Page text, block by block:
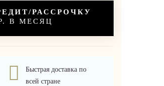
РАССРОЧКУ
В МЕСЯЦ
Быстрая доставка по
всей стране